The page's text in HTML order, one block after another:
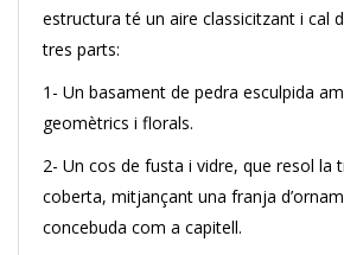
estructura té un aire classicitzant i cal
tres parts:
1- Un basament de pedra esculpida
geomètrics i florals.
2- Un cos de fusta i vidre, que resol la
coberta, mitjançant una franja
concebuda com a capitell.